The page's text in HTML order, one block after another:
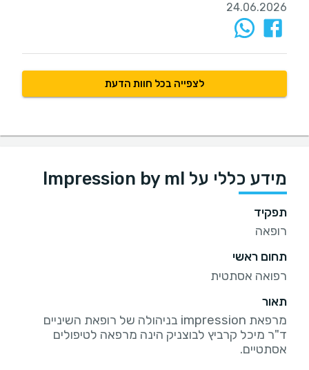
24.06.2026
לצפייה בכל חוות הדעת
מידע כללי על Impression by ml
תפקיד
רופאה
תחום ראשי
רפואה אסתטית
תאור
מרפאת impression בניהולה של רופאת השיניים
ד"ר מיכל קרביץ לבוצניק הינה מרפאה לטיפולים